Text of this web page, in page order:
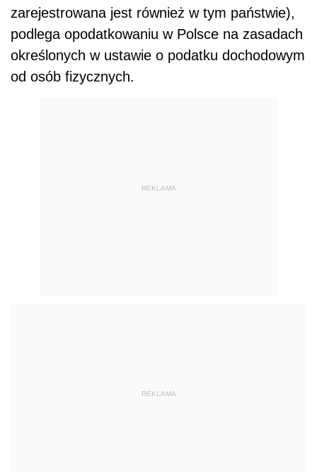
zarejestrowana jest również w tym państwie),
podlega opodatkowaniu w Polsce na zasadach
określonych w ustawie o podatku dochodowym
od osób fizycznych.
REKLAMA
REKLAMA